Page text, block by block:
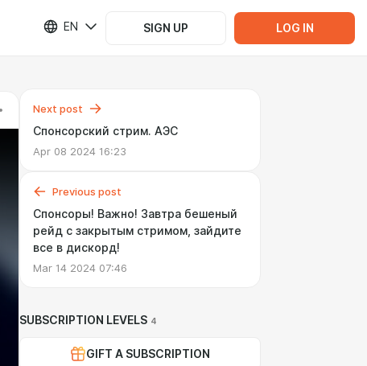
EN SIGN UP LOG IN
Next post
Спонсорский стрим. АЭС
Apr 08 2024 16:23
Previous post
Спонсоры! Важно! Завтра бешеный
рейд с закрытым стримом, зайдите
все в дискорд!
Mar 14 2024 07:46
SUBSCRIPTION LEVELS 4
GIFT A SUBSCRIPTION